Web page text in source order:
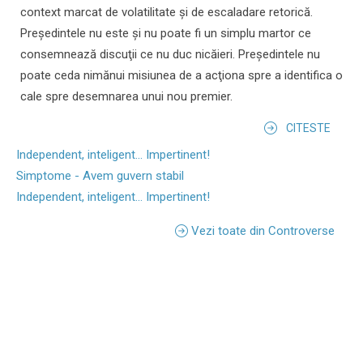
context marcat de volatilitate şi de escaladare retorică.
Preşedintele nu este şi nu poate fi un simplu martor ce
consemnează discuţii ce nu duc nicăieri. Preşedintele nu
poate ceda nimănui misiunea de a acţiona spre a identifica o
cale spre desemnarea unui nou premier.
CITESTE
Independent, inteligent... Impertinent!
Simptome - Avem guvern stabil
Independent, inteligent... Impertinent!
Vezi toate din Controverse